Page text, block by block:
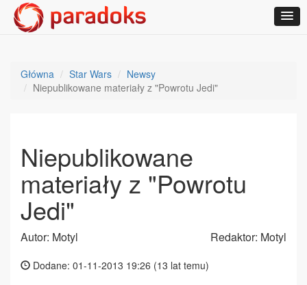
Główna Star Wars
Newsy
Niepublikowane materiały z "Powrotu Jedi"
Niepublikowane
materiały z "Powrotu
Jedi"
Autor: Motyl Redaktor: Motyl
Dodane: 01-11-2013 19:26 (13 lat temu)